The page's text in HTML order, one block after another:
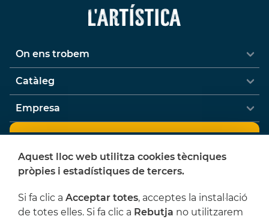
On ens trobem
Catàleg
Empresa
Newsletter
Vols rebre ofertes i notícies de L'Artística?
He llegit i accepto lesCondicions legalsi la
Aquest lloc web utilitza cookies tècniques
pròpies i estadístiques de tercers.
Si fa clic a Acceptar totes, acceptes la instal·lació
de totes elles. Si fa clic a Rebutja no utilitzarem